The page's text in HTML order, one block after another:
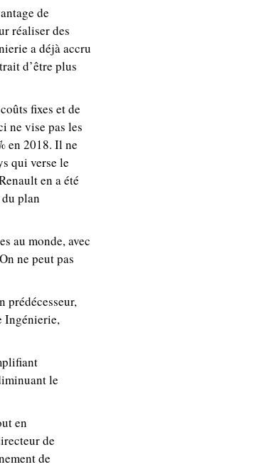
de
réaliser des
a déjà accru
d’être plus
fixes et de
ne vise pas les
en 2018. Il ne
qui verse le
en a été
plan
au monde, avec
ne peut pas
prédécesseur,
Ingénierie,
le
en
de
de